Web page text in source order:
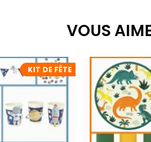
VOUS
KIT DE FÊTE